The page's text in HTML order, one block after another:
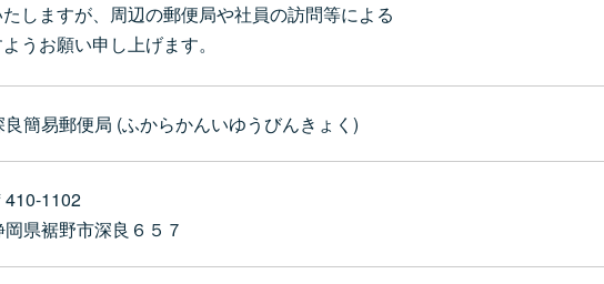
しますが、周辺の郵便局や社員の訪問等による
うお願い申し上げます。
良簡易郵便局 (ふからかんいゆうびんきょく)
410-1102
岡県裾野市深良６５７